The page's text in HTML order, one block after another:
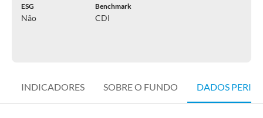
ESG
Não
Benchmark
CDI
INDICADORES SOBRE O FUNDO DADOS